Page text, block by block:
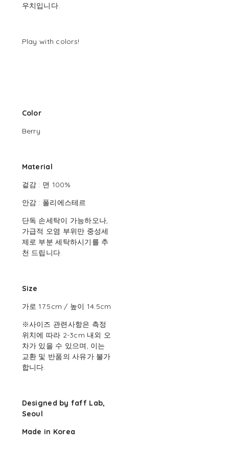
우치입니다.
Play with colors!
Color
Berry
Material
겉감 : 면 100%
안감 : 폴리에스테르
단독 손세탁이 가능하오나,
가급적 오염 부위만 중성세
제로 부분 세탁하시기를 추
천 드립니다.
Size
가로 17.5cm / 높이 14.5cm
※사이즈 관련사항은 측정
위치에 따라 2-3cm 내외 오
차가 있을 수 있으며, 이는
교환 및 반품의 사유가 불가
합니다.
Designed by faff Lab,
Seoul
Made in Korea